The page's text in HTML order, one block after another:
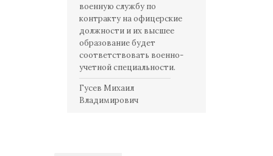
военную службу по
контракту на офицерские
должности и их высшее
образование будет
соответствовать военно-
учетной специальности.
Гусев Михаил
Владимирович